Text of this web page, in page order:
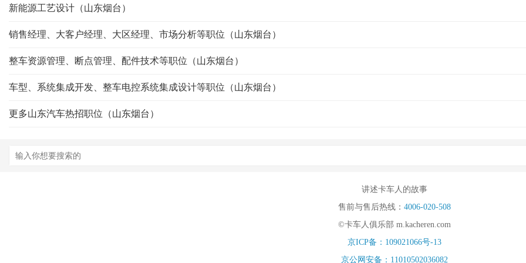
新能源工艺设计（山东烟台）
销售经理、大客户经理、大区经理、市场分析等职位（山东烟台）
整车资源管理、断点管理、配件技术等职位（山东烟台）
车型、系统集成开发、整车电控系统集成设计等职位（山东烟台）
更多山东汽车热招职位（山东烟台）
讲述卡车人的故事
售前与售后热线： 4006-020-508
©卡车人俱乐部 m.kacheren.com
京ICP备：109021066号-13
京公网安备：11010502036082